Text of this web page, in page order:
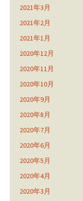
2021年3月
2021年2月
2021年1月
2020年12月
2020年11月
2020年10月
2020年9月
2020年8月
2020年7月
2020年6月
2020年5月
2020年4月
2020年3月